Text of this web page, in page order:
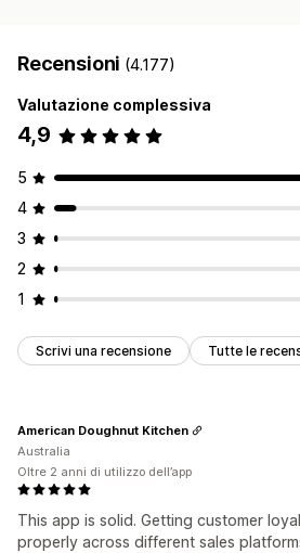
Recensioni (4.177)
Valutazione complessiva
4,9
5
4
3
2
1
Scrivi una recensione Tutte le
This app is solid. Getting customer
properly across different sales
American Doughnut Kitchen
Australia
Oltre 2 anni di utilizzo dell’app